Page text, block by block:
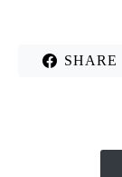
SHARE